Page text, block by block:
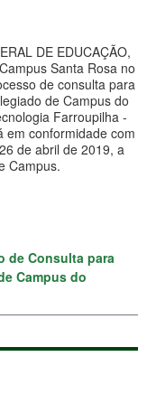
DE EDUCAÇÃO,
Santa Rosa no
de consulta para
de Campus do
Farroupilha -
em conformidade com
de abril de 2019, a
Campus.
de Consulta para
Campus do